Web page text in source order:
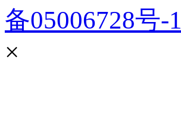
备05006728号-1
×